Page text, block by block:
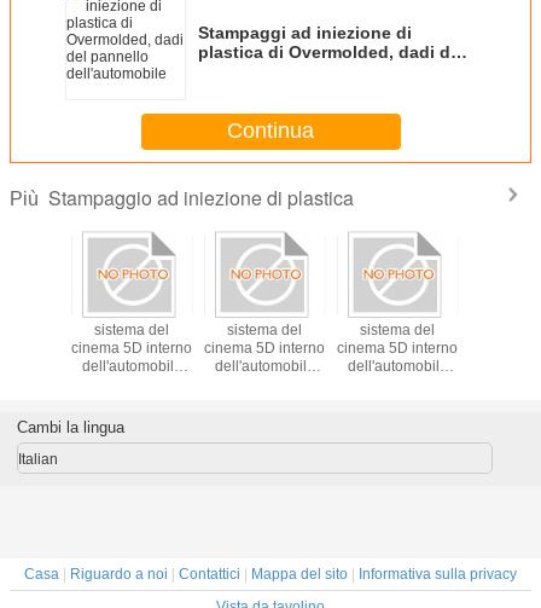
Stampaggi ad iniezione di
plastica di Overmolded, dadi del
Continua
Più Stampaggio ad iniezione di plastica
sistema del
cinema 5D interno
dell'automobile
verso i posti
ammucchiati
sistema del
cinema 5D interno
dell'automobile
ammucchiati
sistema del
cinema 5D interno
dell'automobile
ammucchiati
Cambi la lingua
Italian
Casa | Riguardo a noi | Contattici | Mappa del sito | Informativa sulla privacy